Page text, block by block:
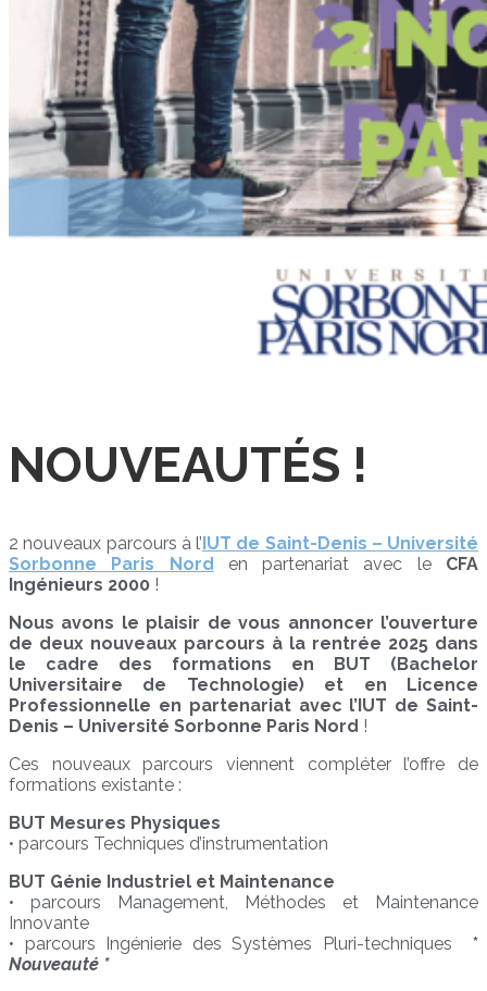
NOUVEAUTÉS !
2 nouveaux parcours à l’IUT de Saint-Denis – Université
Sorbonne Paris Nord en partenariat avec leCFA
Ingénieurs 2000 !
Nous avons le plaisir de vous annoncer l’ouverture
de deux nouveaux parcours à la rentrée 2025 dans
le cadre des formations en BUT (Bachelor
Universitaire de Technologie) et en Licence
Professionnelle en partenariat avec l’IUT de Saint-
Denis – Université Sorbonne Paris Nord !
Ces nouveaux parcours viennent compléter l’offre de
formations existante :
BUT Mesures Physiques
• parcours Techniques d’instrumentation
BUT Génie Industriel et Maintenance
• parcours Management, Méthodes et Maintenance
Innovante
• parcours Ingénierie des Systèmes Pluri-techniques
*
Nouveauté *